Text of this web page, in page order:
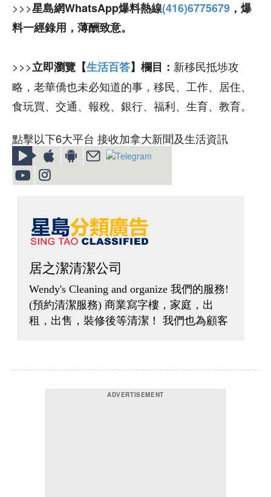
>>>星島網WhatsApp爆料熱線(416)6775679 ，爆
料一經錄用，薄酬致意。
>>>立即瀏覽【生活百答】欄目： 新移民抵埗攻
略，老華僑也未必知道的事，移民、工作、居住、
食玩買、交通、報稅、銀行、福利、生育、教育。
點擊以下6大平台 接收加拿大新聞及生活資訊